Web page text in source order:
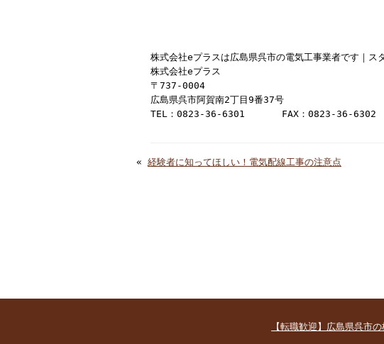
株式会社eプラスは広島県呉市の電気工事業者です｜ス
株式会社eプラス
〒737-0004
広島県呉市阿賀南2丁目9番37号
TEL：0823-36-6301 FAX：0823-36-6302
« 経験者に知ってほしい！電気配線工事の注意点
【転職歓迎】広島県呉市